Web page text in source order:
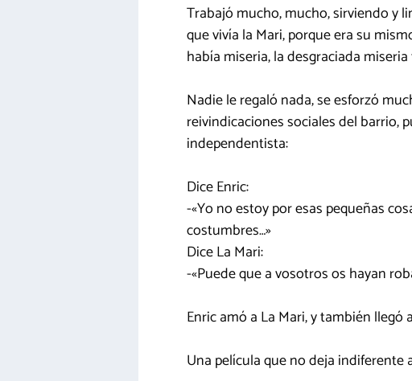
Trabajó mucho, mucho, sirviendo y
que vivía la Mari, porque era su
había miseria, la desgraciada
Nadie le regaló nada, se esforzó
reivindicaciones sociales del barrio,
independentista:
Dice Enric:
-«Yo no estoy por esas pequeñas
costumbres…»
Dice La Mari:
-«Puede que a vosotros os hayan
Enric amó a La Mari, y también
Una película que no deja indiferente